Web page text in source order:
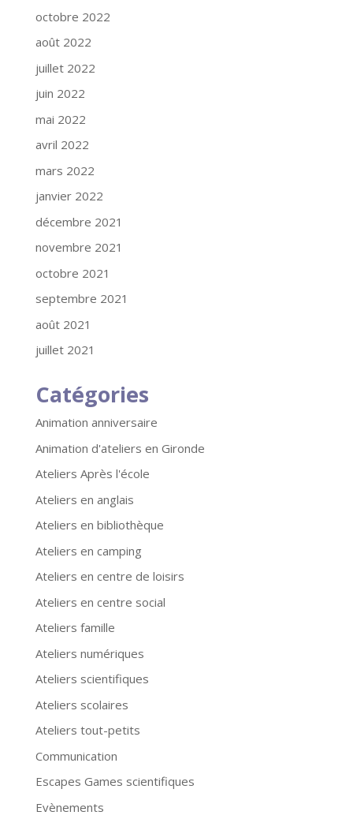
octobre 2022
août 2022
juillet 2022
juin 2022
mai 2022
avril 2022
mars 2022
janvier 2022
décembre 2021
novembre 2021
octobre 2021
septembre 2021
août 2021
juillet 2021
Catégories
Animation anniversaire
Animation d'ateliers en Gironde
Ateliers Après l'école
Ateliers en anglais
Ateliers en bibliothèque
Ateliers en camping
Ateliers en centre de loisirs
Ateliers en centre social
Ateliers famille
Ateliers numériques
Ateliers scientifiques
Ateliers scolaires
Ateliers tout-petits
Communication
Escapes Games scientifiques
Evènements